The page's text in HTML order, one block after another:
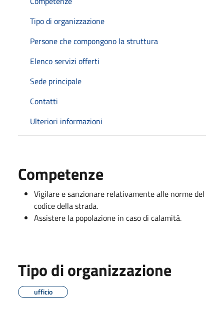
Tipo di organizzazione
Persone che compongono la struttura
Elenco servizi offerti
Sede principale
Contatti
Ulteriori informazioni
Competenze
Vigilare e sanzionare relativamente alle norme del
codice della strada.
Assistere la popolazione in caso di calamità.
Tipo di organizzazione
ufficio